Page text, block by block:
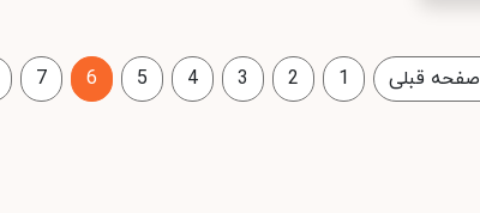
صفحه قبلی 1
2
3
4
5
6
7